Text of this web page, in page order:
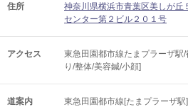
住所
神奈川県横浜市青葉区美しが
センター第２ビル２０１号
アクセス
東急田園都市線たまプラーザ駅
り/整体/美容鍼/小顔]
道案内
東急田園都市線[たまプラーザ